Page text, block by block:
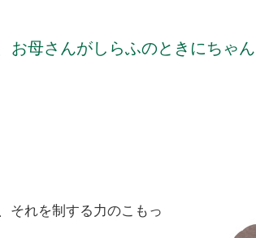
お母さんがしらふのときにちゃ
それを制する力のこもっ